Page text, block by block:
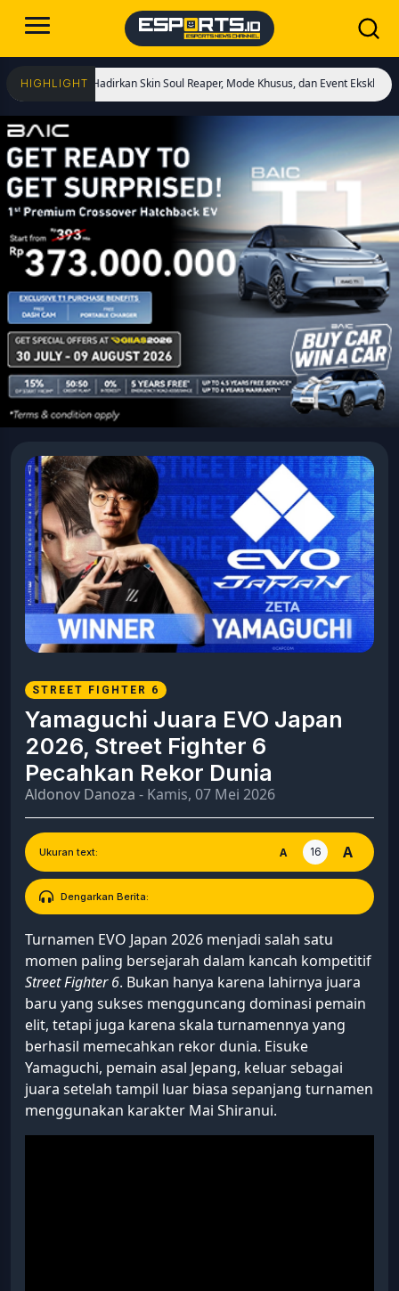
HIGHLIGHT
Hadirkan Skin Soul Reaper, Mode Khusus, dan Event Eksklusif!
STREET FIGHTER 6
Yamaguchi Juara EVO Japan
2026, Street Fighter 6
Pecahkan Rekor Dunia
Aldonov Danoza - Kamis, 07 Mei 2026
Ukuran text: A 16 A
Dengarkan Berita:
Turnamen EVO Japan 2026 menjadi salah satu
momen paling bersejarah dalam kancah kompetitif
Street Fighter 6. Bukan hanya karena lahirnya juara
baru yang sukses mengguncang dominasi pemain
elit, tetapi juga karena skala turnamennya yang
berhasil memecahkan rekor dunia. Eisuke
Yamaguchi, pemain asal Jepang, keluar sebagai
juara setelah tampil luar biasa sepanjang turnamen
menggunakan karakter Mai Shiranui.